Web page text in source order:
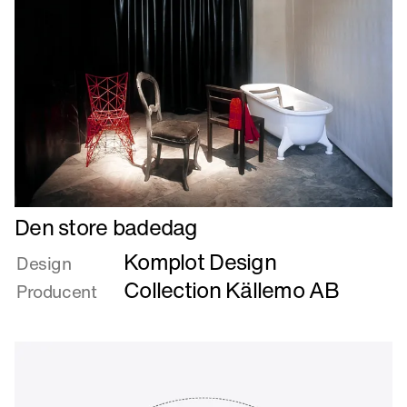
Læs
mere
om
Den
store
Den store badedag
Design Komplot Design
Producent Collection Källemo AB